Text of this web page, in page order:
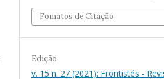
Fomatos de Citação
Edição
v. 15 n. 27 (2021): Frontistés -